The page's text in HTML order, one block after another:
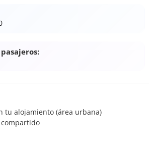
tu alojamiento (área urbana)
compartido